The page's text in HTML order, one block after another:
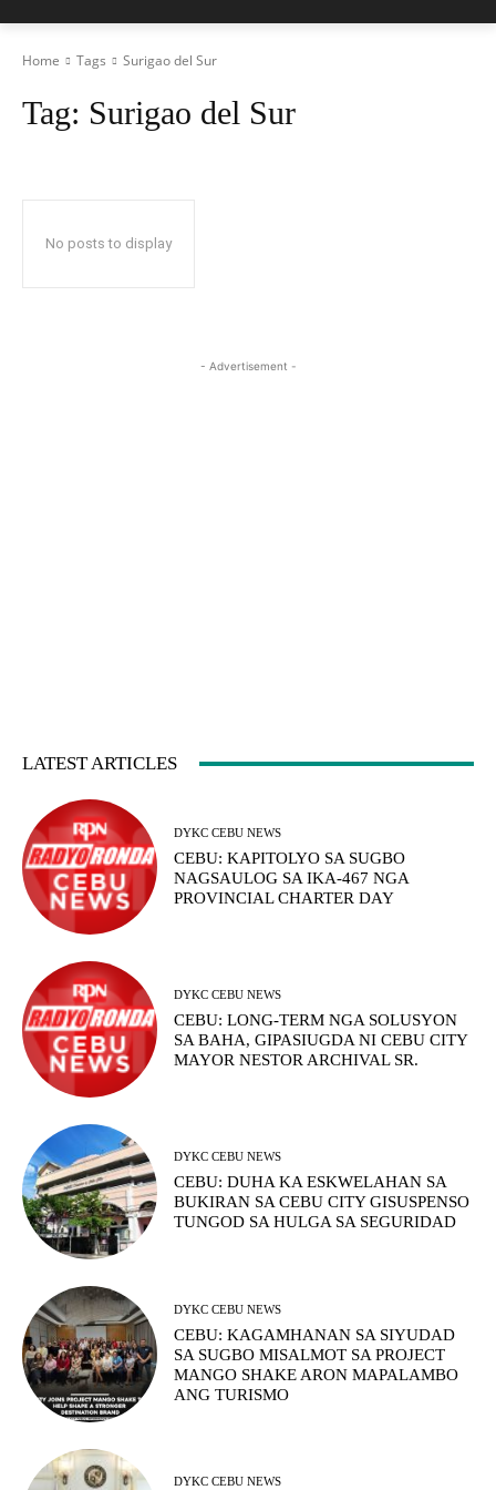
Home Tags Surigao del Sur
Tag: Surigao del Sur
No posts to display
- Advertisement -
LATEST ARTICLES
DYKC CEBU NEWS
CEBU: KAPITOLYO SA SUGBO
NAGSAULOG SA IKA-467 NGA
PROVINCIAL CHARTER DAY
DYKC CEBU NEWS
CEBU: LONG-TERM NGA SOLUSYON
SA BAHA, GIPASIUGDA NI CEBU CITY
MAYOR NESTOR ARCHIVAL SR.
DYKC CEBU NEWS
CEBU: DUHA KA ESKWELAHAN SA
BUKIRAN SA CEBU CITY GISUSPENSO
TUNGOD SA HULGA SA SEGURIDAD
DYKC CEBU NEWS
CEBU: KAGAMHANAN SA SIYUDAD
SA SUGBO MISALMOT SA PROJECT
MANGO SHAKE ARON MAPALAMBO
ANG TURISMO
DYKC CEBU NEWS